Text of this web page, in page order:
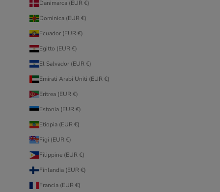
Danimarca (EUR €)
Dominica (EUR €)
Ecuador (EUR €)
Egitto (EUR €)
El Salvador (EUR €)
Emirati Arabi Uniti (EUR €)
Eritrea (EUR €)
Estonia (EUR €)
Etiopia (EUR €)
Figi (EUR €)
Filippine (EUR €)
Finlandia (EUR €)
Francia (EUR €)